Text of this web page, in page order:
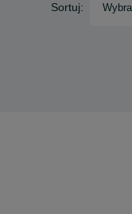
Sortuj: